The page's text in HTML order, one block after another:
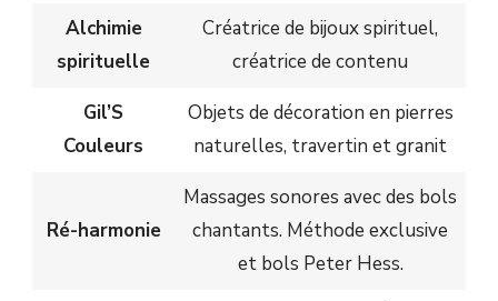
Alchimie
spirituelle
Créatrice de bijoux spirituel,
créatrice de contenu
Gil’S
Couleurs
Objets de décoration en pierres
naturelles, travertin et granit
Ré-harmonie
Massages sonores avec des bols
chantants. Méthode exclusive
et bols Peter Hess.